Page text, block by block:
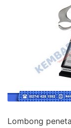
Lombong